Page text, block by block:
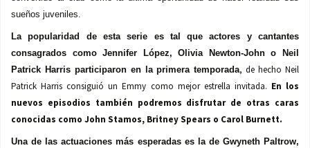
sueños juveniles.
La popularidad de esta serie es tal que actores y cantantes
consagrados como Jennifer López, Olivia Newton-John o Neil
Patrick Harris participaron en la primera temporada, de hecho Neil
Patrick Harris consiguió un Emmy como mejor estrella invitada. En los
nuevos episodios también podremos disfrutar de otras caras
conocidas como John Stamos, Britney Spears o Carol Burnett.
Una de las actuaciones más esperadas es la de Gwyneth Paltrow,